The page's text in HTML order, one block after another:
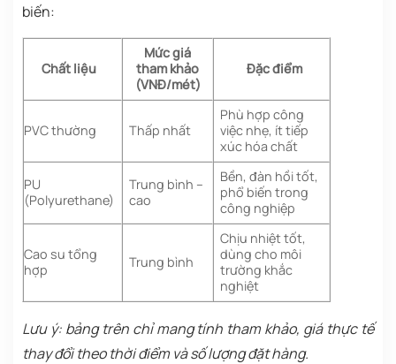
biến:
Chất liệu
Mức giá
tham khảo
(VNĐ/mét)
Đặc điểm
PVC thường Thấp nhất
Phù hợp công
việc nhẹ, ít tiếp
xúc hóa chất
PU
(Polyurethane)
Trung bình –
cao
Bền, đàn hồi tốt,
phổ biến trong
công nghiệp
Cao su tổng
hợp
Trung bình
Chịu nhiệt tốt,
dùng cho môi
trường khắc
nghiệt
Lưu ý: bảng trên chỉ mang tính tham khảo, giá thực tế
thay đổi theo thời điểm và số lượng đặt hàng.